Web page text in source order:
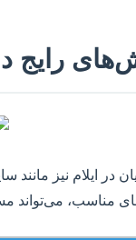
رایج
در ایلام نیز
مناسب، می‌تواند